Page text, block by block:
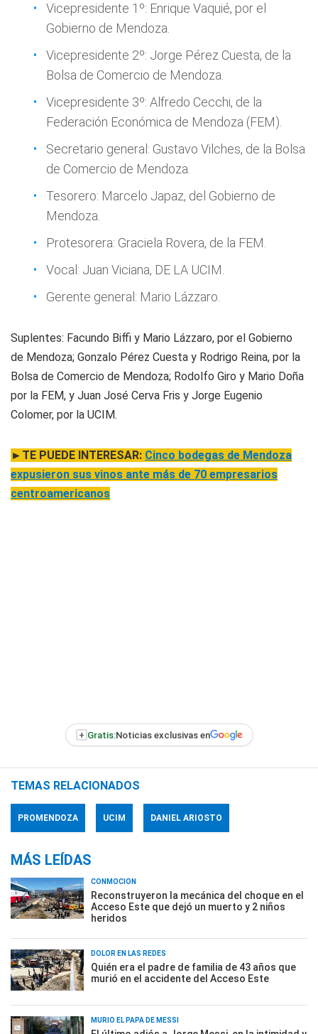
Vicepresidente 1º: Enrique Vaquié, por el
Gobierno de Mendoza.
Vicepresidente 2º: Jorge Pérez Cuesta, de la
Bolsa de Comercio de Mendoza.
Vicepresidente 3º: Alfredo Cecchi, de la
Federación Económica de Mendoza (FEM).
Secretario general: Gustavo Vilches, de la Bolsa
de Comercio de Mendoza.
Tesorero: Marcelo Japaz, del Gobierno de
Mendoza.
Protesorera: Graciela Rovera, de la FEM.
Vocal: Juan Viciana, DE LA UCIM.
Gerente general: Mario Lázzaro.
Suplentes: Facundo Biffi y Mario Lázzaro, por el Gobierno
de Mendoza; Gonzalo Pérez Cuesta y Rodrigo Reina, por la
Bolsa de Comercio de Mendoza; Rodolfo Giro y Mario Doña
por la FEM, y Juan José Cerva Fris y Jorge Eugenio
Colomer, por la UCIM.
►TE PUEDE INTERESAR: Cinco bodegas de Mendoza
expusieron sus vinos ante más de 70 empresarios
centroamericanos
+ Gratis:Noticias exclusivas en
TEMAS RELACIONADOS
PROMENDOZA UCIM DANIEL ARIOSTO
MÁS LEÍDAS
CONMOCIÓN
Reconstruyeron la mecánica del choque en el
Acceso Este que dejó un muerto y 2 niños
heridos
DOLOR EN LAS REDES
Quién era el padre de familia de 43 años que
murió en el accidente del Acceso Este
MURIÓ EL PAPÁ DE MESSI